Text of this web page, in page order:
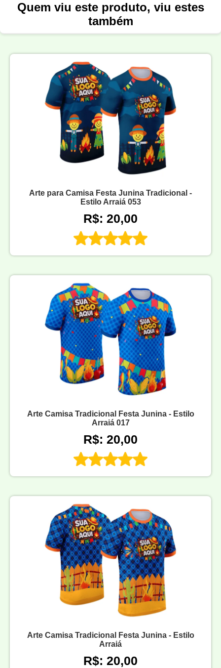
Quem viu este produto, viu estes
também
Arte para Camisa Festa Junina Tradicional -
Estilo Arraiá 053
R$: 20,00
Arte Camisa Tradicional Festa Junina - Estilo
Arraiá 017
R$: 20,00
Arte Camisa Tradicional Festa Junina - Estilo
Arraiá
R$: 20,00